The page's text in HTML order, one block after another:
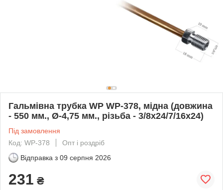
Гальмівна трубка WP WP-378, мідна (довжина
- 550 мм., Ø-4,75 мм., різьба - 3/8x24/7/16x24)
Під замовлення
Код: WP-378
Опт і роздріб
Відправка з 09 серпня 2026
231 ₴